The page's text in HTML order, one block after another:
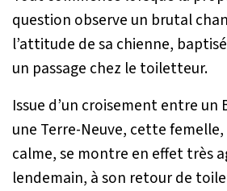
question observe un brutal
l’attitude de sa chienne,
un passage chez le toiletteur.
Issue d’un croisement entre
une Terre-Neuve, cette femelle,
calme, se montre en effet très
lendemain, à son retour de